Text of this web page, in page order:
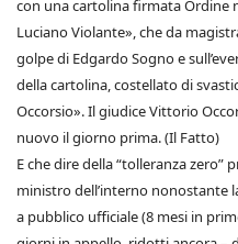
con una cartolina firmata Ordine
Luciano Violante», che da
golpe di Edgardo Sogno e
della cartolina, costellato di
Occorsio». Il giudice Vittorio
nuovo il giorno prima. (Il Fatto)
E che dire della “tolleranza
ministro dell’interno nonostante
a pubblico ufficiale (8 mesi in